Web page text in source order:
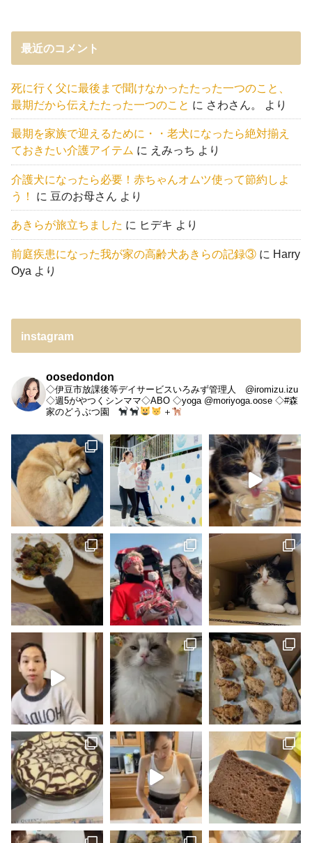
最近のコメント
死に行く父に最後まで聞けなかったたった一つのこと、
最期だから伝えたたった一つのこと に さわさん。 より
最期を家族で迎えるために・・老犬になったら絶対揃え
ておきたい介護アイテム に えみっち より
介護犬になったら必要！赤ちゃんオムツ使って節約しよ
う！
に 豆のお母さん より
あきらが旅立ちました に ヒデキ より
前庭疾患になった我が家の高齢犬あきらの記録③ に Harry
Oya より
instagram
oosedondon
◇伊豆市放課後等デイサービスいろみず管理人 @iromizu.izu
◇週5がやつくシンママ◇ABO ◇yoga @moriyoga.oose ◇#森
家のどうぶつ園
＋